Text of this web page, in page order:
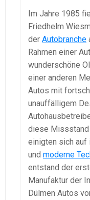
Im Jahre 1985
Friedhelm
der Autobranche
Rahmen einer
wunderschöne
einer anderen
Autos mit
unauffälligem
diese Missstand
einigten sich auf
und moderne
entstand der
Manufaktur der
Dülmen Autos